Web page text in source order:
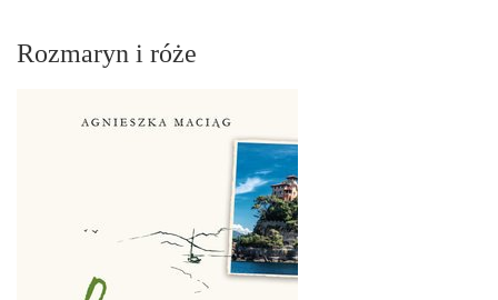
Rozmaryn i róże